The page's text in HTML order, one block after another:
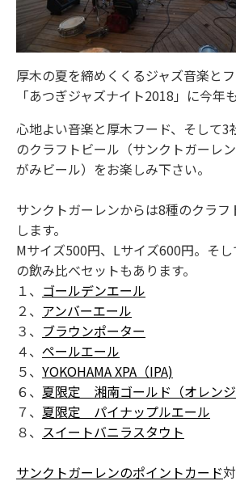
厚木の夏を締めくくるジャズ音楽と
「あつぎジャズナイト2018」に今年
心地よい音楽と厚木フード、そして3
のクラフトビール（サンクトガーレ
がみビール）をお楽しみ下さい。
サンクトガーレンからは8種のクラフ
します。
Mサイズ500円、Lサイズ600円。そ
の飲み比べセットもあります。
１、 ゴールデンエール
２、 アンバーエール
３、 ブラウンポーター
４、 ペールエール
５、 YOKOHAMA XPA（IPA)
６、 夏限定 湘南ゴールド（オレンジ
７、 夏限定 パイナップルエール
８、 スイートバニラスタウト
サンクトガーレンのポイントカード